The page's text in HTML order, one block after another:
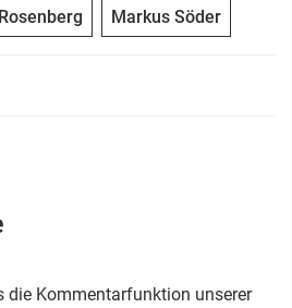
Markus Söder
die Kommentarfunktion unserer